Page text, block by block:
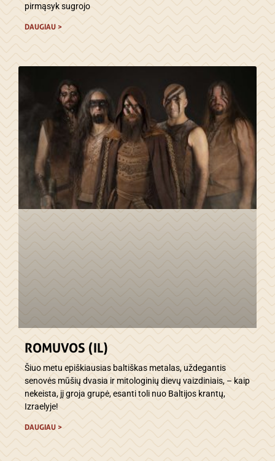
pirmąsyk sugrojo
DAUGIAU >
ROMUVOS (IL)
Šiuo metu epiškiausias baltiškas metalas, uždegantis
senovės mūšių dvasia ir mitologinių dievų vaizdiniais, – kaip
nekeista, jį groja grupė, esanti toli nuo Baltijos krantų,
Izraelyje!
DAUGIAU >